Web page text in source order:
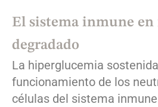
El sistema inmune en
degradado
La hiperglucemia
funcionamiento de los
células del sistema